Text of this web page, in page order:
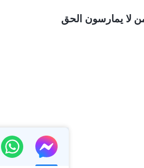
لا يمارسون الحق